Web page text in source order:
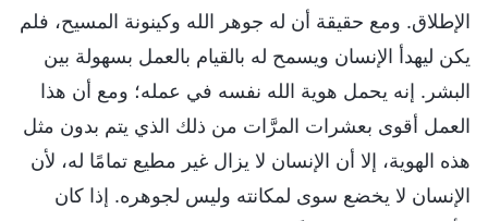
الإطلاق. ومع حقيقة أن له جوهر الله وكينونة المسيح، فلم
يكن ليهدأ الإنسان ويسمح له بالقيام بالعمل بسهولة بين
البشر. إنه يحمل هوية الله نفسه في عمله؛ ومع أن هذا
العمل أقوى بعشرات المرَّات من ذلك الذي يتم بدون مثل
هذه الهوية، إلا أن الإنسان لا يزال غير مطيع تمامًا له، لأن
الإنسان لا يخضع سوى لمكانته وليس لجوهره. إذا كان